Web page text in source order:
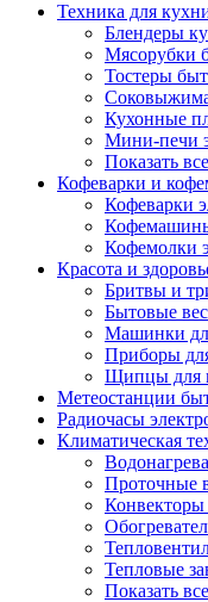
Техника для
Блендеры
Мясорубки
Тостеры
Кухонные
Мини-печи
Показать все
Кофеварки и
Кофеварки
Кофемолки
Красота и
Бритвы и
Бытовые
Машинки
Приборы
Щипцы для
Метеостанции
Радиочасы
Климатическая
Проточные
Конвекторы
Тепловые
Показать все